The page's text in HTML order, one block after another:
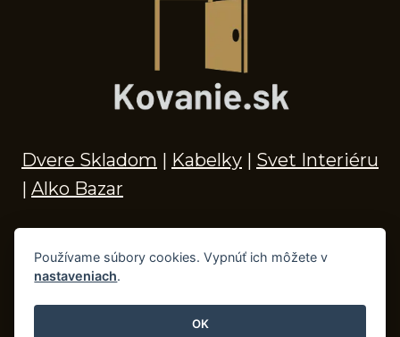
Dvere Skladom | Kabelky | Svet Interiéru
| Alko Bazar
© 2026 Kľučky na dvere, madlá, kovania,
doplnky do kúpeľne a príslušenstvo
Používame súbory cookies. Vypnúť ich môžete v
nastaveniach.
OK